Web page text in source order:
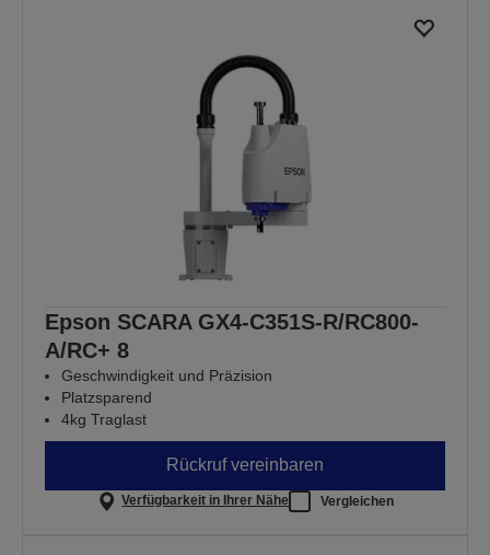
Epson SCARA GX4-C351S-R/RC800-
A/RC+ 8
Geschwindigkeit und Präzision
Platzsparend
4kg Traglast
Rückruf vereinbaren
Verfügbarkeit in Ihrer Nähe Vergleichen